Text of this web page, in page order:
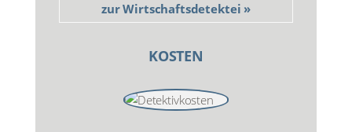
zur Wirtschafts­detektei »
KOS­TEN